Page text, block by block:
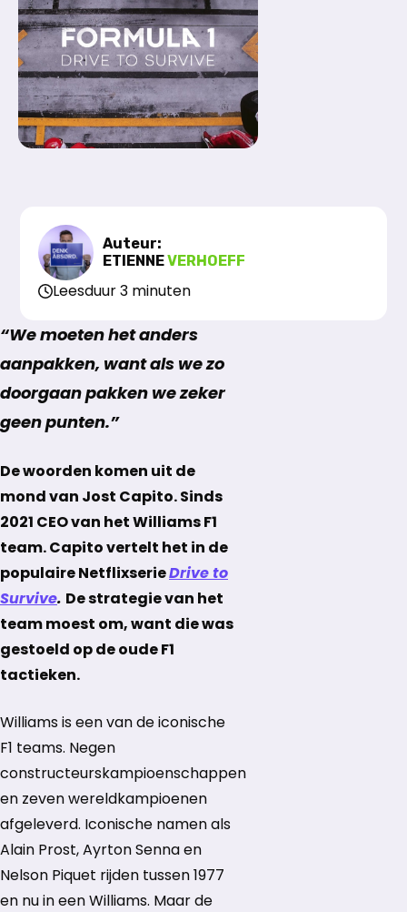
Auteur:
ETIENNEVERHOEFF
Leesduur 3 minuten
“We moeten het anders
aanpakken, want als we zo
doorgaan pakken we zeker
geen punten.”
De woorden komen uit de
mond van Jost Capito. Sinds
2021 CEO van het Williams F1
team. Capito vertelt het in de
populaire NetflixserieDrive to
Survive. De strategie van het
team moest om, want die was
gestoeld op de oude F1
tactieken.
Williams is een van de iconische
F1 teams. Negen
constructeurskampioenschappen
en zeven wereldkampioenen
afgeleverd. Iconische namen als
Alain Prost, Ayrton Senna en
Nelson Piquet rijden tussen 1977
en nu in een Williams. Maar de